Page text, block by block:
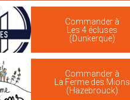
Commander à
Les 4 écluses
(Dunkerque)
Commander à
La Ferme des Mions
(Hazebrouck)